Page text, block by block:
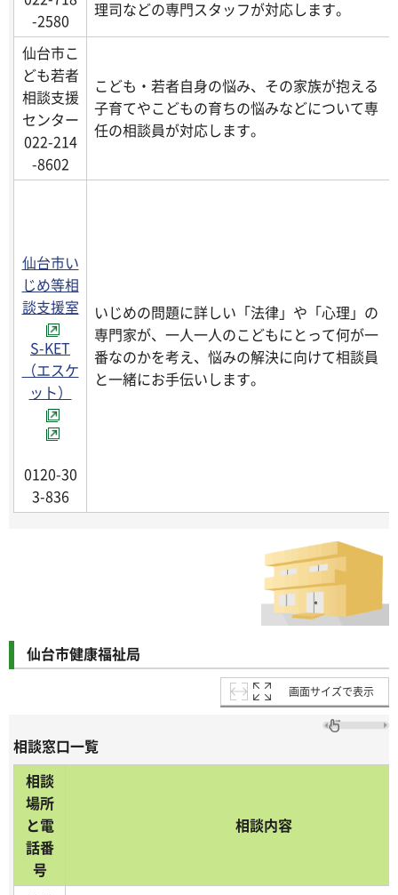
-2580
理司などの専門スタッフが対応します。
仙台市こ
ども若者
相談支援
センター
022-214
-8602
こども・若者自身の悩み、その家族が抱える
子育てやこどもの育ちの悩みなどについて専
任の相談員が対応します。
仙台市い
じめ等相
談支援室
S-KET
（エスケ
ット）
0120-30
3-836
いじめの問題に詳しい「法律」や「心理」の
専門家が、一人一人のこどもにとって何が一
番なのかを考え、悩みの解決に向けて相談員
と一緒にお手伝いします。
仙台市健康福祉局
画面サイズで表示
相談窓口一覧
相談
場所
と電
話番
号
相談内容